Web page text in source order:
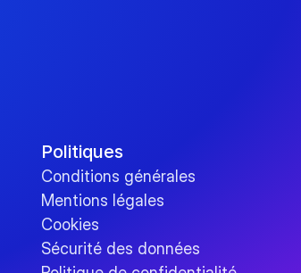
Politiques
Conditions générales
Mentions légales
Cookies
Sécurité des données